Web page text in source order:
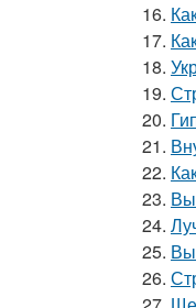
16.
17.
18.
19.
20.
21.
22.
23.
24.
25.
26.